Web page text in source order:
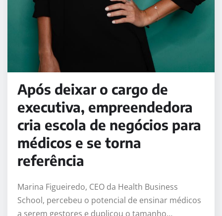
Após deixar o cargo de
executiva, empreendedora
cria escola de negócios para
médicos e se torna
referência
Marina Figueiredo, CEO da Health Business
School, percebeu o potencial de ensinar médicos
a serem gestores e duplicou o tamanho…